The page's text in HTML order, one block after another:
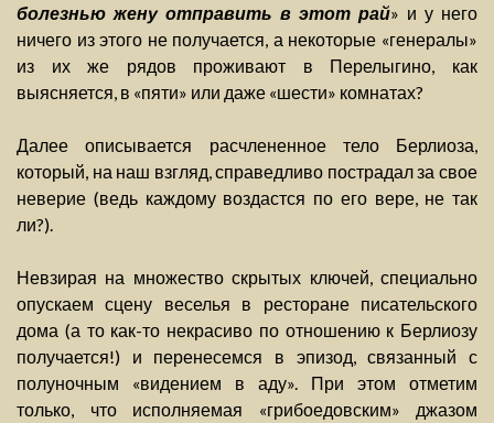
болезнью жену отправить в этот рай» и у него
ничего из этого не получается, а некоторые «генералы»
из их же рядов проживают в Перелыгино, как
выясняется, в «пяти» или даже «шести» комнатах?
Далее описывается расчлененное тело Берлиоза,
который, на наш взгляд, справедливо пострадал за свое
неверие (ведь каждому воздастся по его вере, не так
ли?).
Невзирая на множество скрытых ключей, специально
опускаем сцену веселья в ресторане писательского
дома (а то как-то некрасиво по отношению к Берлиозу
получается!) и перенесемся в эпизод, связанный с
полуночным «видением в аду». При этом отметим
только, что исполняемая «грибоедовским» джазом